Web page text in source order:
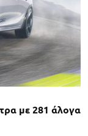
με 281 άλογα